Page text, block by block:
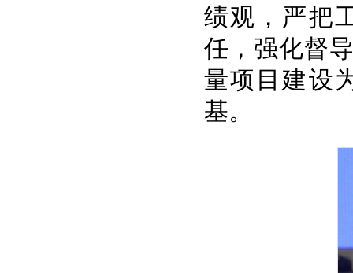
绩观，严把
任，强化督
量项目建设
基。